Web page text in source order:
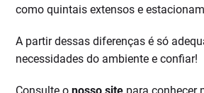
como quintais extensos e
A partir dessas diferenças é só
necessidades do ambiente e confiar!